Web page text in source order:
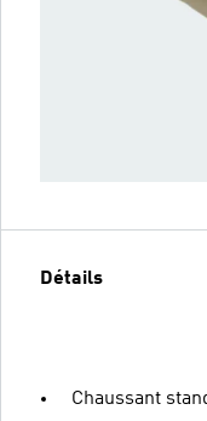
Détails
Chaussant